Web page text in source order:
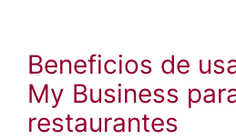
Beneficios de
My Business
restaurantes